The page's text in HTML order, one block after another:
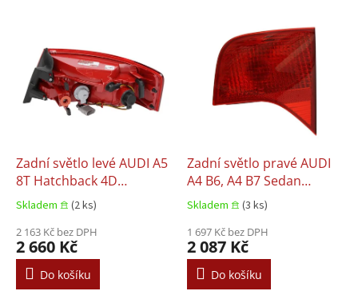
d
u
ů
Zadní světlo levé AUDI A5
8T Hatchback 4D
06.2007–01.2017
Skladem 𖠿 (2 ks)
2 163 Kč bez DPH
2 660 Kč
Do košíku
Zadní světlo pravé AUDI
A4 B6, A4 B7 Sedan
06.2008–06.2008
Skladem 𖠿 (3 ks)
1 697 Kč bez DPH
2 087 Kč
Do košíku